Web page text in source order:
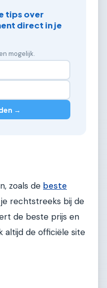
tips over
direct in je
mogelijk.
→
zoals de beste
rechtstreeks bij de
de beste prijs en
altijd de officiële site